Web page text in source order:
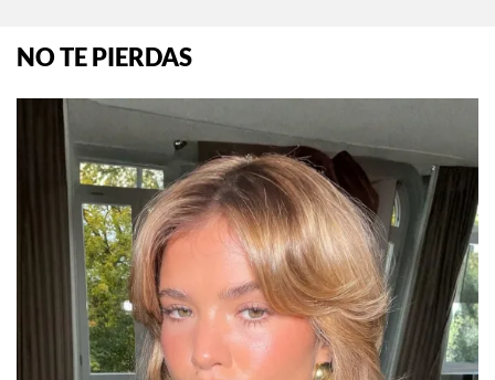
NO TE PIERDAS